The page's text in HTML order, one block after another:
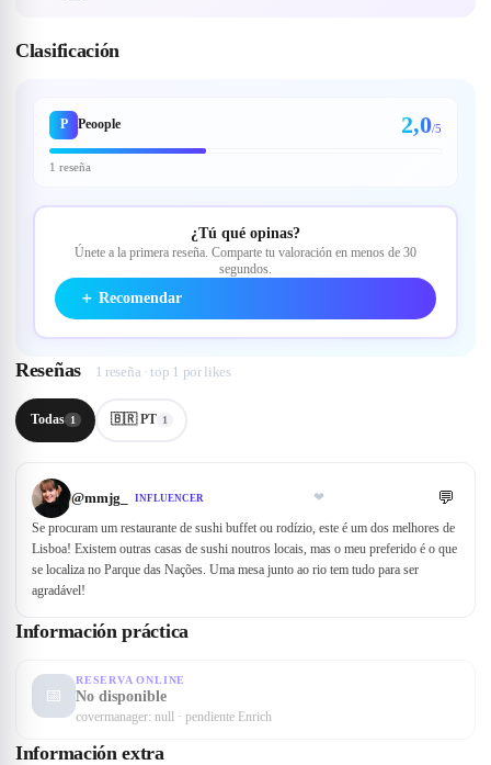
Clasificación
P Peoople 2,0/5
1 reseña
¿Tú qué opinas?
Únete a la primera reseña. Comparte tu valoración en menos de 30
segundos.
＋ Recomendar
Reseñas 1 reseña · top 1 por likes
Todas 1 🇧🇷 PT 1
@mmjg_ INFLUENCER ❤ 💬
Se procuram um restaurante de sushi buffet ou rodízio, este é um dos melhores de
Lisboa! Existem outras casas de sushi noutros locais, mas o meu preferido é o que
se localiza no Parque das Nações. Uma mesa junto ao rio tem tudo para ser
agradável!
Información práctica
📅
RESERVA ONLINE
No disponible
covermanager: null · pendiente Enrich
Información extra